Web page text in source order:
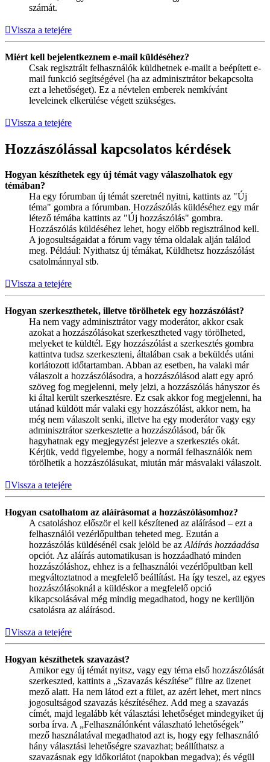
számát.
Vissza a tetejére
Miért kell bejelentkeznem e-mail küldéséhez?
Csak regisztrált felhasználók küldhetnek e-mailt a beépített e-
mail funkció segítségével (ha az adminisztrátor bekapcsolta
ezt a lehetőséget). Ez a névtelen emberek nemkívánt
leveleinek elkerülése végett szükséges.
Vissza a tetejére
Hozzászólással kapcsolatos kérdések
Hogyan készíthetek egy új témát vagy válaszolhatok egy
témában?
Ha egy fórumban új témát szeretnél nyitni, kattints az "Új
téma" gombra a fórumban. Hozzászólás küldéséhez egy már
létező témába kattints az "Új hozzászólás" gombra.
Hozzászólás küldéséhez lehet, hogy előbb regisztrálnod kell.
A jogosultságaidat a fórum vagy téma oldalak alján találod
meg. Például: Nyithatsz új témákat, Küldhetsz hozzászólást
csatolmánnyal stb.
Vissza a tetejére
Hogyan szerkeszthetek, illetve törölhetek egy hozzászólást?
Ha nem vagy adminisztrátor vagy moderátor, akkor csak
azokat a hozzászólásokat szerkesztheted vagy törölheted,
melyeket te küldtél. Egy hozzászólást a szerkesztés gombra
kattintva tudsz szerkeszteni, általában csak a beküldés utáni
korlátozott időtartamban. Abban az esetben, ha valaki már
válaszolt a hozzászólásodra, a hozzászólásod alatt egy apró
szöveg fog megjelenni, mely jelzi, a hozzászólás hányszor és
ki által került szerkesztésre. Ez csak akkor fog megjelenni, ha
utánad küldött már valaki egy hozzászólást, akkor nem, ha
még nem válaszolt senki, illetve ha egy moderátor vagy egy
adminisztrátor szerkesztette a hozzászólásod, bár ők
hagyhatnak egy megjegyzést jelezve a szerkesztés okát.
Kérjük, vedd figyelembe, hogy a normál felhasználók nem
törölhetik a hozzászólásukat, miután már másvalaki válaszolt.
Vissza a tetejére
Hogyan csatolhatom az aláírásomat a hozzászólásomhoz?
A csatoláshoz először el kell készítened az aláírásod – ezt a
felhasználói vezérlőpultban teheted meg. Ezután a
hozzászólás küldésénél csak jelöld be az Aláírás hozzáadása
opciót. Az aláírás automatikusan is hozzáadható minden
hozzászóláshoz, ehhez is a felhasználói vezérlőpultban kell
megváltoztatnod a megfelelő beállítást. Ha így teszel, az egyes
hozzászólásoknál a küldéskor a megfelelő opció
kikapcsolásával még mindig megadhatod, hogy ne kerüljön
csatolásra az aláírásod.
Vissza a tetejére
Hogyan készíthetek szavazást?
Amikor egy új témát nyitsz, vagy egy téma első hozzászólását
szerkeszted, kattints a „Szavazás készítése” fülre az üzenet
mező alatt. Ha nem látod ezt a fület, az azért lehet, mert nincs
jogosultságod szavazás készítéséhez. Add meg a szavazás
címét, majd legalább két választási lehetőséget mindegyiket új
sorba írva. A „Felhasználónként válaszható lehetőségek”
mező használatával megadhatod azt is, hogy egy felhasználó
hány választási lehetőségre szavazhat; beállíthatsz a
szavazásnak egy időkorlátot (napokban megadva); és végül